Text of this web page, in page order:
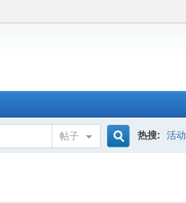
帖子 热搜: 活动